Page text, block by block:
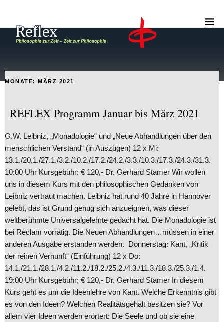
MONATE: MÄRZ 2021
REFLEX Programm Januar bis März 2021
G.W. Leibniz, „Monadologie“ und „Neue Abhandlungen über den
menschlichen Verstand“ (in Auszügen) 12 x Mi:
13.1./20.1./27.1./3.2./10.2./17.2./24.2./3.3./10.3./17.3./24.3./31.3.
10:00 Uhr Kursgebühr: € 120,- Dr. Gerhard Stamer Wir wollen
uns in diesem Kurs mit den philosophischen Gedanken von
Leibniz vertraut machen. Leibniz hat rund 40 Jahre in Hannover
gelebt, das ist Grund genug sich anzueignen, was dieser
weltberühmte Universalgelehrte gedacht hat. Die Monadologie ist
bei Reclam vorrätig. Die Neuen Abhandlungen…müssen in einer
anderen Ausgabe erstanden werden. Donnerstag: Kant, „Kritik
der reinen Vernunft“ (Einführung) 12 x Do:
14.1./21.1./28.1./4.2./11.2./18.2./25.2./4.3./11.3./18.3./25.3./1.4.
19:00 Uhr Kursgebühr; € 120,- Dr. Gerhard Stamer In diesem
Kurs geht es um die Ideenlehre von Kant. Welche Erkenntnis gibt
es von den Ideen? Welchen Realitätsgehalt besitzen sie? Vor
allem vier Ideen werden erörtert: Die Seele und ob sie eine